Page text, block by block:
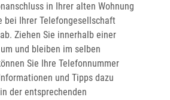
in Ihrer alten Wohnung
bei Ihrer Telefongesellschaft
Ziehen Sie innerhalb einer
und bleiben im selben
Sie Ihre Telefonnummer
und Tipps dazu
der entsprechenden